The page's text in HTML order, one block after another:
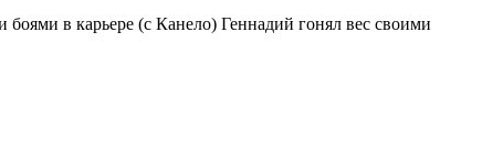
в карьере (с Канело) Геннадий гонял вес своими